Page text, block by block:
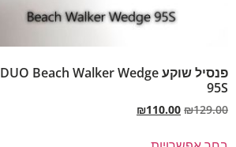
פנסיל שוקע DUO Beach Walker Wedge
95S
₪129.00
₪110.00